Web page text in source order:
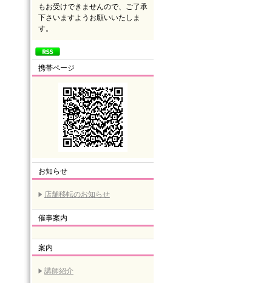
もお受けできませんので、ご了承
下さいますようお願いいたしま
す。
携帯ページ
お知らせ
店舗移転のお知らせ
催事案内
案内
講師紹介